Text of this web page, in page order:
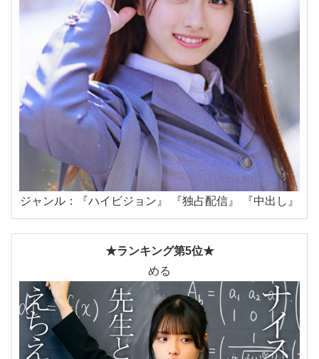
ジャンル：『ハイビジョン』 『独占配信』 『中出し』
★ランキング第5位★
める